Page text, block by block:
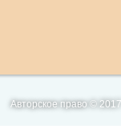
Авторское право ©